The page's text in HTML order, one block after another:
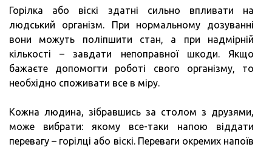
Горілка або віскі здатні сильно впливати на
людський організм. При нормальному дозуванні
вони можуть поліпшити стан, а при надмірній
кількості – завдати непоправної шкоди. Якщо
бажаєте допомогти роботі свого організму, то
необхідно споживати все в міру.
Кожна людина, зібравшись за столом з друзями,
може вибрати: якому все-таки напою віддати
перевагу – горілці або віскі. Переваги окремих напоїв